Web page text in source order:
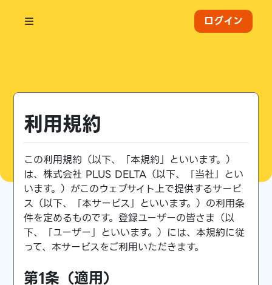
ログイン
利用規約
この利用規約（以下、「本規約」といいます。）
は、株式会社 PLUS DELTA（以下、「当社」とい
います。）がこのウェブサイト上で提供するサービ
ス（以下、「本サービス」といいます。）の利用条
件を定めるものです。登録ユーザーの皆さま（以
下、「ユーザー」といいます。）には、本規約に従
って、本サービスをご利用いただきます。
第1条（適用）